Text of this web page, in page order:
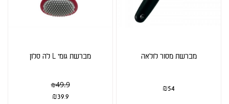
מברשת מסור לולאה
₪54
מברשת גומי L לה סלון
₪49.9
₪39.9